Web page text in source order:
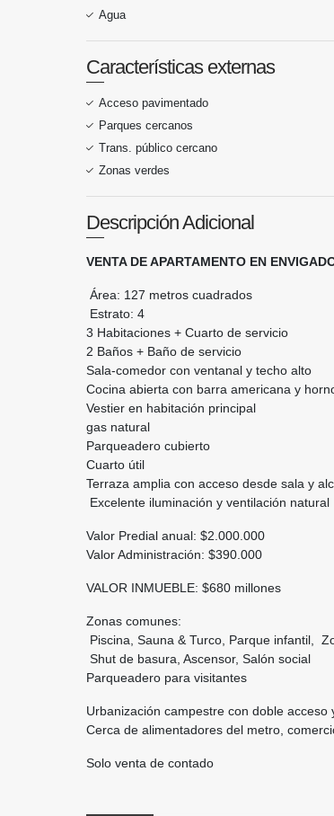
Agua
Características externas
Acceso pavimentado
Parques cercanos
Trans. público cercano
Zonas verdes
Descripción Adicional
VENTA DE APARTAMENTO EN
Área: 127 metros cuadrados
Estrato: 4
3 Habitaciones + Cuarto de servicio
2 Baños + Baño de servicio
Sala-comedor con ventanal y techo alto
Cocina abierta con barra americana y
Vestier en habitación principal
gas natural
Parqueadero cubierto
Cuarto útil
Terraza amplia con acceso desde sala y
Excelente iluminación y ventilación natural
Valor Predial anual: $2.000.000
Valor Administración: $390.000
VALOR INMUEBLE: $680 millones
Zonas comunes:
Piscina, Sauna & Turco, Parque infantil,
Shut de basura, Ascensor, Salón social
Parqueadero para visitantes
Urbanización campestre con doble acceso
Cerca de alimentadores del metro,
Solo venta de contado